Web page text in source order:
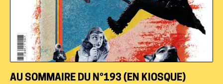
AU SOMMAIRE DU N°193 (EN KIOSQUE)